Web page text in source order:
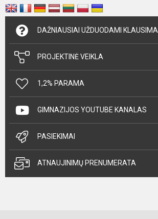
DAŽNIAUSIAI UŽDUODAMI KLAUSIMAI
PROJEKTINĖ VEIKLA
1,2% PARAMA
GIMNAZIJOS YOUTUBE KANALAS
PASIEKIMAI
ATNAUJINIMŲ PRENUMERATA